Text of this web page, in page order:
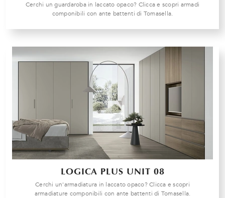
Cerchi un guardaroba in laccato opaco? Clicca e scopri armadi
componibili con ante battenti di Tomasella.
LOGICA PLUS UNIT 08
Cerchi un'armadiatura in laccato opaco? Clicca e scopri
armadiature componibili con ante battenti di Tomasella.